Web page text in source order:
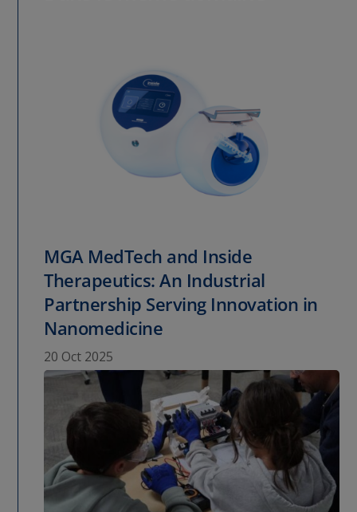
MGA MedTech and Inside
Therapeutics: An Industrial
Partnership Serving Innovation in
Nanomedicine
20 Oct 2025